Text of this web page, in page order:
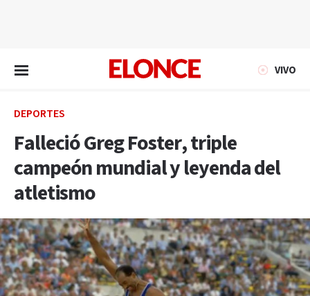
VIVO
DEPORTES
Falleció Greg Foster, triple
campeón mundial y leyenda del
atletismo